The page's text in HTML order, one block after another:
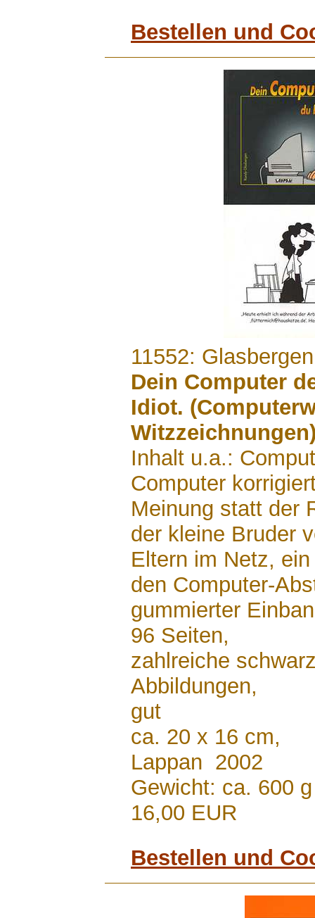
Bestellen und
11552:
Dein Computer
Idiot.
Inhalt u.a.:
Computer
Meinung statt der
der kleine Bruder
Eltern im Netz,
den Computer-
gummierter
96 Seiten,
zahlreiche
Abbildungen,
gut
ca. 20 x 16 cm,
Lappan 2002
Gewicht: ca. 600 g
16,00 EUR
Bestellen und